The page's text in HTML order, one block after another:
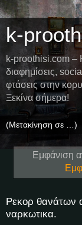
k-
k-proothisi.com –
διαφημίσεις,
φτάσεις στην
Ξεκίνα σήμερα!
Εμφάνιση
Ρεκορ θανάτων
ναρκωτικα.